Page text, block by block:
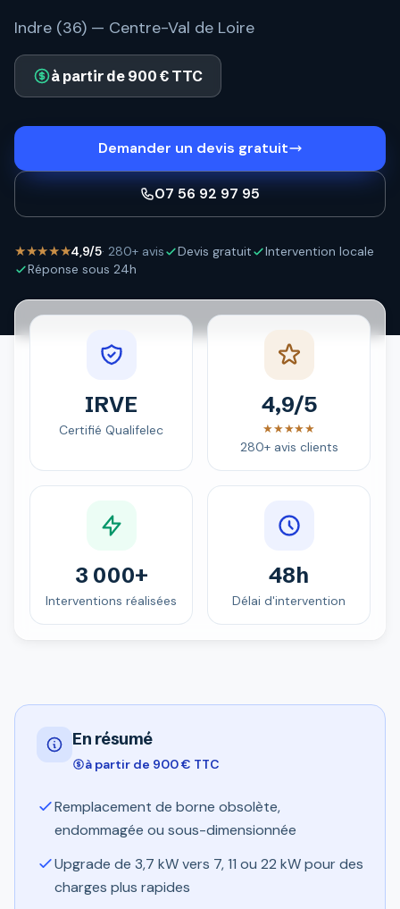
Indre (36) — Centre-Val de Loire
à partir de 900 € TTC
Demander un devis gratuit
07 56 92 97 95
★★★★★4,9/5· 280+ avis Devis gratuit
Intervention locale
Réponse sous 24h
IRVE
Certifié Qualifelec
4,9/5
★★★★★
280+ avis clients
3 000+
Interventions réalisées
48h
Délai d'intervention
En résumé
à partir de 900 € TTC
Remplacement de borne obsolète,
endommagée ou sous-dimensionnée
Upgrade de 3,7 kW vers 7, 11 ou 22 kW pour des
charges plus rapides